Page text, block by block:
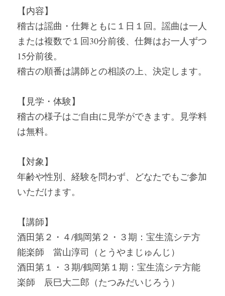
【内容】
稽古は謡曲・仕舞ともに１日１回。謡曲は一人
または複数で１回30分前後、仕舞はお一人ずつ
15分前後。
稽古の順番は講師との相談の上、決定します。
【見学・体験】
稽古の様子はご自由に見学ができます。見学料
は無料。
【対象】
年齢や性別、経験を問わず、どなたでもご参加
いただけます。
【講師】
酒田第２・４/鶴岡第２・３期：宝生流シテ方
能楽師　當山淳司（とうやまじゅんじ）
酒田第１・３期/鶴岡第１期：宝生流シテ方能
楽師　辰巳大二郎（たつみだいじろう）